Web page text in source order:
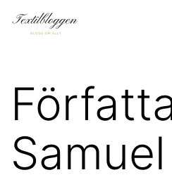
Hoppa
Textilbloggen.se
Samuel